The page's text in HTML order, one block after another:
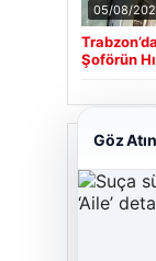
05/08/
Şoförün
Son
Cengiz
Göz Atın